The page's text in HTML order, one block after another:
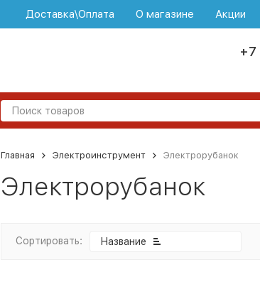
Доставка\Оплата О магазине Акции
+7
Главная Электроинструмент Электрорубанок
Электрорубанок
Сортировать: Название